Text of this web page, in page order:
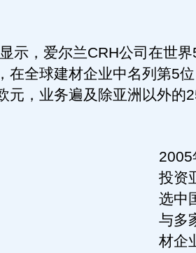
，爱尔兰CRH公司在世界
在全球建材企业中名列第5
元，业务遍及除亚洲以外的
2005
投资
选中
与多
材企